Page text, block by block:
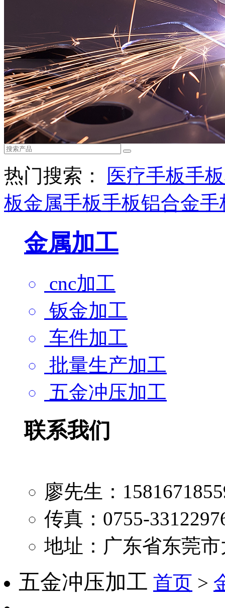
热门搜索： 医疗手板手
板金属手板手板铝合金手
金属加工
cnc加工
钣金加工
车件加工
批量生产加工
五金冲压加工
联系我们
廖先生：
传真：0755-
地址：广东省东莞
五金冲压加工 首页 >